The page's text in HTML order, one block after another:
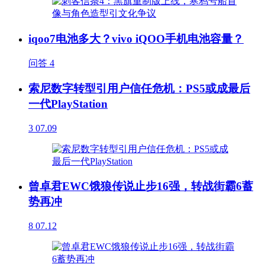
iqoo7电池多大？vivo iQOO手机电池容量？
问答 4
索尼数字转型引用户信任危机：PS5或成最后
一代PlayStation
3 07.09
曾卓君EWC饿狼传说止步16强，转战街霸6蓄
势再冲
8 07.12